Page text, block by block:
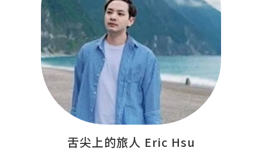
舌尖上的旅人 Eric Hsu